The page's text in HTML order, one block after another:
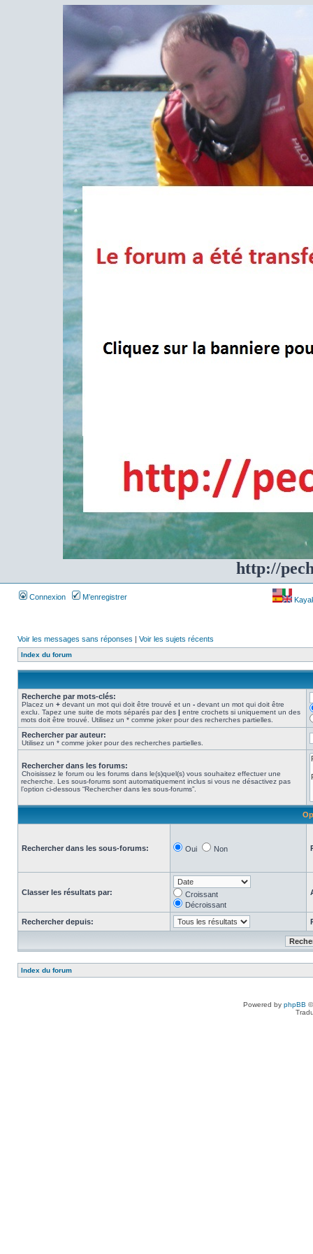
http://
Connexion M’enregistrer
Voir les messages sans réponses | Voir les sujets récents
Index du forum
Recherche par mots-clés:
Placez un + devant un mot qui doit être trouvé et un - devant un mot qui doit être
exclu. Tapez une suite de mots séparés par des | entre crochets si uniquement un des
mots doit être trouvé. Utilisez un * comme joker pour des recherches partielles.
Rechercher par auteur:
Utilisez un * comme joker pour des recherches partielles.
Rechercher dans les forums:
Choisissez le forum ou les forums dans le(s)quel(s) vous souhaitez effectuer une
recherche. Les sous-forums sont automatiquement inclus si vous ne désactivez pas
l’option ci-dessous “Rechercher dans les sous-forums”.
Rechercher dans les sous-forums: Oui Non
Classer les résultats par:
Croissant
Décroissant
Rechercher depuis:
Index du forum
Powered by phpBB